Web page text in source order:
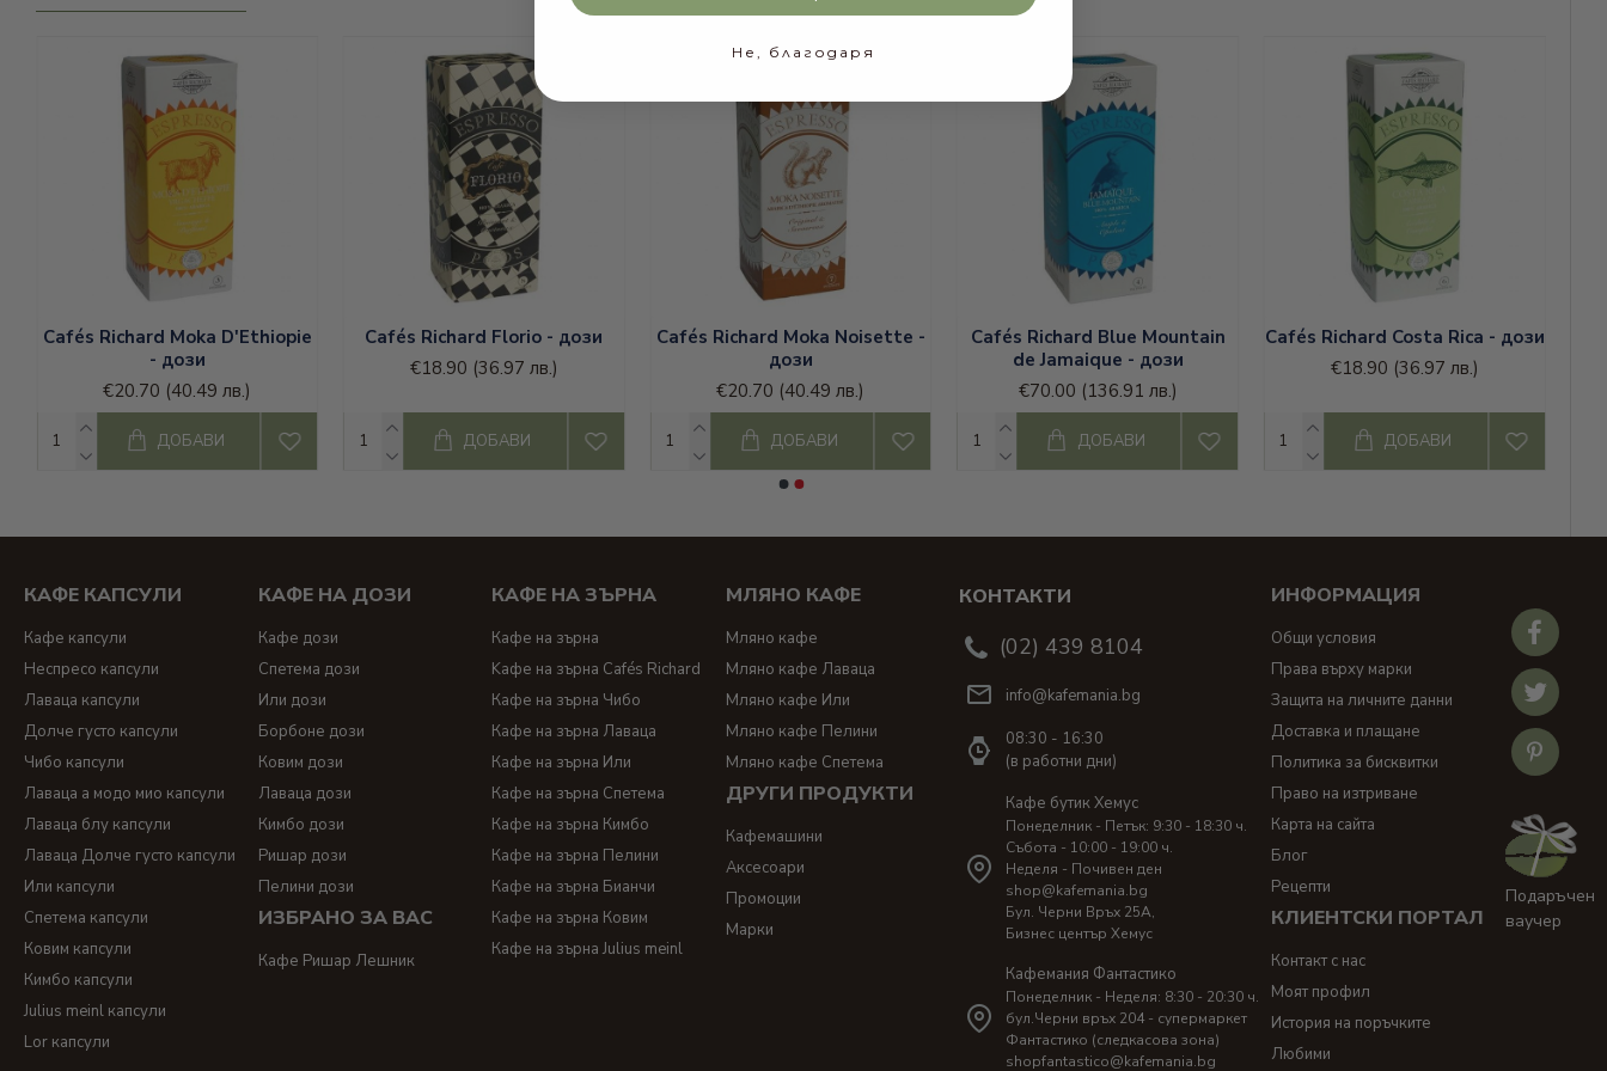
Gimoka;
Kimbo кафе-кафе кимбо капсули кафе кимбо на зърнаи
lor капсули;
Nespresso-капсули неспресо
хартиени дози кафе лаваца капсули lavazzaикафе лаваца на зърна
кафе капсули Чибо ;
кафе Ришар-кафе ришар дози кафе ришар лешник;
- dolce gusto капсули
съвместими капсули за долче густо
Cafés Richard Moka D'Ethiopie
- дози
€20.70 (40.49 лв.)
ДОБАВИ
Cafés Richard Florio - дози
€18.90 (36.97 лв.)
ДОБАВИ
Cafés Richard Moka Noisette -
дози
€20.70 (40.49 лв.)
ДОБАВИ
Cafés Richard Blue Mountain
de Jamaique - дози
€70.00 (136.91 лв.)
ДОБАВИ
Cafés Richard Costa Rica - дози
€18.90 (36.97 лв.)
ДОБАВИ
КАФЕ КАПСУЛИ
Кафе капсули
Неспресо капсули
Лаваца капсули
Долче густо капсули
Чибо капсули
Лаваца а модо мио капсули
Лаваца блу капсули
Лаваца Долче густо капсули
Или капсули
Спетема капсули
Ковим капсули
Кимбо капсули
Julius meinl капсули
Lor капсули
КАФЕ НА ДОЗИ
Кафе дози
Спетема дози
Или дози
Борбоне дози
Ковим дози
Лаваца дози
Кимбо дози
Ришар дози
Пелини дози
ИЗБРАНО ЗА ВАС
Кафе Ришар Лешник
КАФЕ НА ЗЪРНА
Кафе на зърна
Kафе на зърна Cafés Richard
Кафе на зърна Чибо
Кафе на зърна Лаваца
Кафе на зърна Или
Кафе на зърна Спетема
Кафе на зърна Кимбо
Кафе на зърна Пелини
Кафе на зърна Бианчи
Кафе на зърна Ковим
Кафе на зърна Julius meinl
МЛЯНО КАФЕ
Мляно кафе
Мляно кафе Лаваца
Мляно кафе Или
Мляно кафе Пелини
Мляно кафе Спетема
ДРУГИ ПРОДУКТИ
Кафемашини
Аксесоари
Промоции
Марки
КОНТАКТИ
(02) 439 8104
info@kafemania.bg
08:30 - 16:30
(в работни дни)
Кафе бутик Хемус
Понеделник - Петък: 9:30 - 18:30 ч.
Събота - 10:00 - 19:00 ч.
Неделя - Почивен ден
shop@kafemania.bg
Бул. Черни Връх 25A,
Бизнес център Хемус
Кафемания Фантастико
Понеделник - Неделя: 8:30 - 20:30 ч.
бул.Черни връх 204 - супермаркет
Фантастико (следкасова зона)
shopfantastico@kafemania.bg
ИНФОРМАЦИЯ
Общи условия
Права върху марки
Защита на личните данни
Доставка и плащане
Политика за бисквитки
Право на изтриване
Карта на сайта
Блог
Рецепти
КЛИЕНТСКИ ПОРТАЛ
Контакт с нас
Моят профил
История на поръчките
Любими
Подаръчен
ваучер
Не, благодаря